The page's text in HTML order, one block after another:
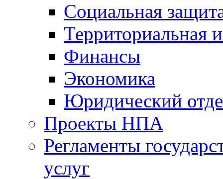
Социальная
Территориальная
Финансы
Экономика
Юридический
Проекты НПА
Регламенты
услуг